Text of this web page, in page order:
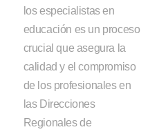
los especialistas en
educación es un proceso
crucial que asegura la
calidad y el compromiso
de los profesionales en
las Direcciones
Regionales de